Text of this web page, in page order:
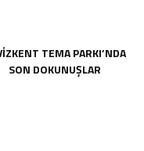
TEMA PARKI’NDA
SON DOKUNUŞLAR